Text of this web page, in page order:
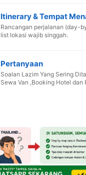
Itinerary & Tempat
Rancangan perjalanan (day-
list lokasi wajib singgah.
Pertanyaan
Soalan Lazim Yang Sering
Sewa Van ,Booking Hotel dan